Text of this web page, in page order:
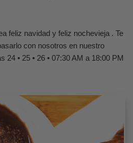
feliz navidad y feliz nochevieja . Te
con nosotros en nuestro
24 • 25 • 26 • 07:30 AM a 18:00 PM